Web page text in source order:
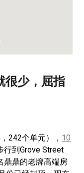
很少，屈指
242个单元）， 10
行到Grove Street
鼎鼎的老牌高端房